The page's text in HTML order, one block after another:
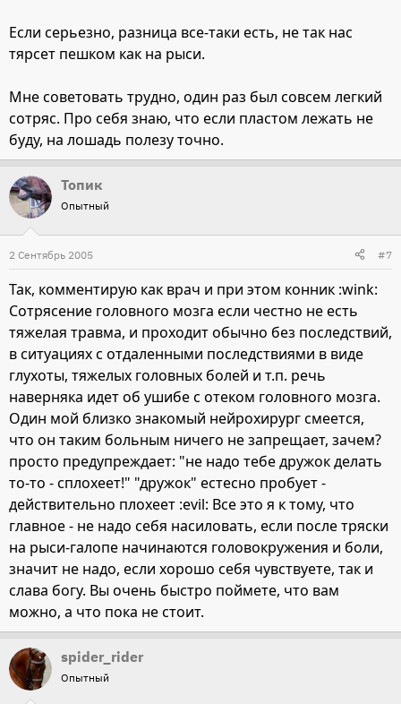
Если серьезно, разница все-таки есть, не так нас
тярсет пешком как на рыси.
Мне советовать трудно, один раз был совсем легкий
сотряс. Про себя знаю, что если пластом лежать не
буду, на лошадь полезу точно.
Топик
Опытный
2 Сентябрь 2005 #7
Так, комментирую как врач и при этом конник :wink:
Сотрясение головного мозга если честно не есть
тяжелая травма, и проходит обычно без последствий,
в ситуациях с отдаленными последствиями в виде
глухоты, тяжелых головных болей и т.п. речь
наверняка идет об ушибе с отеком головного мозга.
Один мой близко знакомый нейрохирург смеется,
что он таким больным ничего не запрещает, зачем?
просто предупреждает: "не надо тебе дружок делать
то-то - сплохеет!" "дружок" естесно пробует -
действительно плохеет :evil: Все это я к тому, что
главное - не надо себя насиловать, если после тряски
на рыси-галопе начинаются головокружения и боли,
значит не надо, если хорошо себя чувствуете, так и
слава богу. Вы очень быстро поймете, что вам
можно, а что пока не стоит.
spider_rider
Опытный